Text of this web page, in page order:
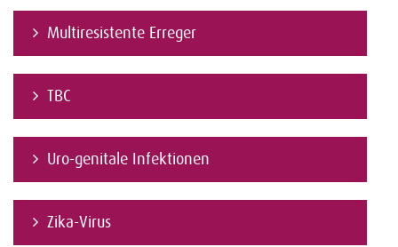
Multiresistente Erreger
TBC
Uro-genitale Infektionen
Zika-Virus